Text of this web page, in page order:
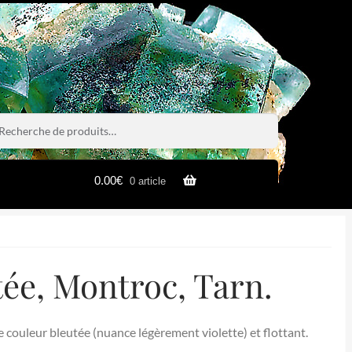
0.00€ 0 article
Montroc, Tarn.
couleur bleutée (nuance légèrement violette) et flottant.